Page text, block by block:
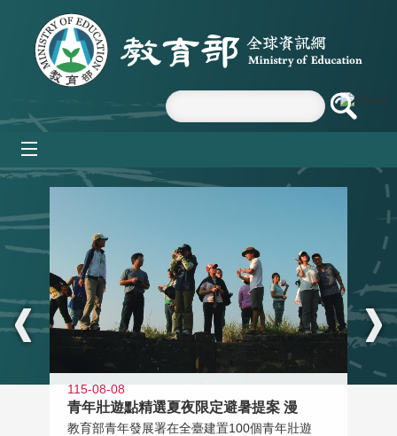
跳到主要內容區塊
:::
115-08-08
青年壯遊點精選夏夜限定避暑提案 漫
教育部青年發展署在全臺建置100個青年壯遊